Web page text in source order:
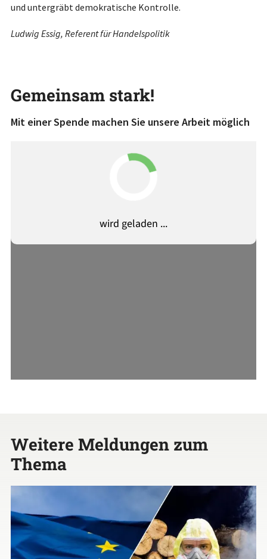
und untergräbt demokratische Kontrolle.
Ludwig Essig, Referent für Handelspolitik
Gemeinsam stark!
Mit einer Spende machen Sie unsere Arbeit möglich
Weitere Meldungen zum
Thema